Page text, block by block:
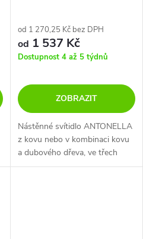
od 1 270,25 Kč bez DPH
od 1 537 Kč
Dostupnost 4 až 5 týdnů
ZOBRAZIT
Nástěnné svítidlo ANTONELLA
z kovu nebo v kombinaci kovu
a dubového dřeva, ve třech
rozměrech.